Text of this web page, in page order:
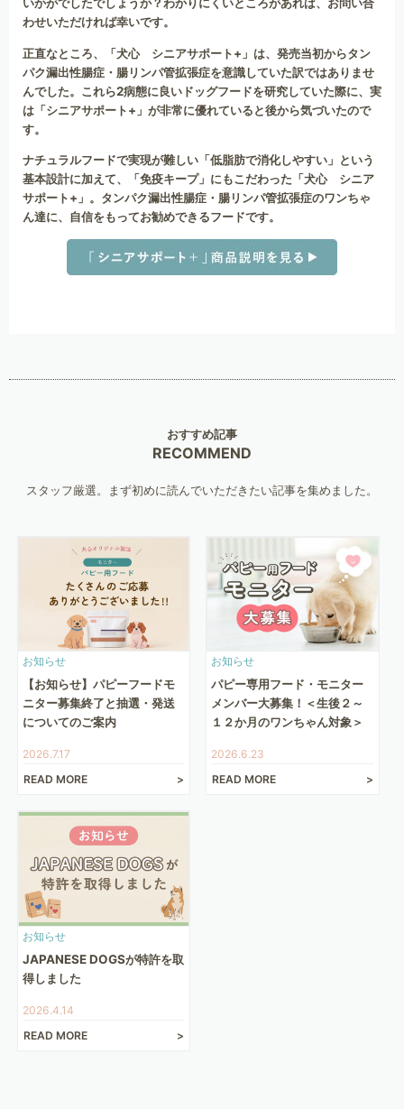
いかがでしたでしょうか？わかりにくいところがあれば、お問い合
わせいただければ幸いです。
正直なところ、「犬心 シニアサポート+」は、発売当初からタン
パク漏出性腸症・腸リンパ管拡張症を意識していた訳ではありませ
んでした。これら2病態に良いドッグフードを研究していた際に、実
は「シニアサポート+」が非常に優れていると後から気づいたので
す。
ナチュラルフードで実現が難しい「低脂肪で消化しやすい」という
基本設計に加えて、「免疫キープ」にもこだわった「犬心 シニア
サポート+」。タンパク漏出性腸症・腸リンパ管拡張症のワンちゃ
ん達に、自信をもってお勧めできるフードです。
おすすめ記事
RECOMMEND
スタッフ厳選。まず初めに読んでいただきたい記事を集めました。
お知らせ
【お知らせ】パピーフードモ
ニター募集終了と抽選・発送
についてのご案内
2026.7.17
READ MORE
お知らせ
パピー専用フード・モニター
メンバー大募集！＜生後２～
１２か月のワンちゃん対象＞
2026.6.23
READ MORE
お知らせ
JAPANESE DOGSが特許を取
得しました
2026.4.14
READ MORE